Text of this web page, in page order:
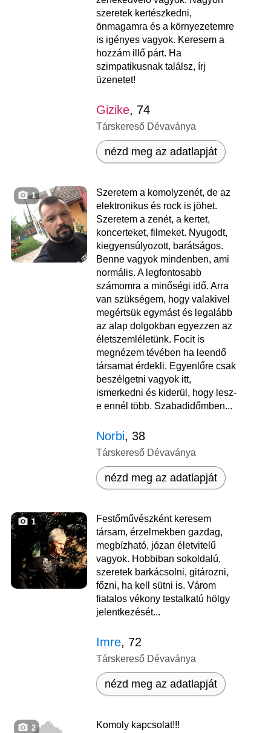
szeretek kertészkedni,
önmagamra és a környezetemre
is igényes vagyok. Keresem a
hozzám illő párt. Ha
szimpatikusnak találsz, írj
üzenetet!
Gizike, 74
Társkereső Dévaványa
nézd meg az adatlapját
1
Szeretem a komolyzenét, de az
elektronikus és rock is jöhet.
Szeretem a zenét, a kertet,
koncerteket, filmeket. Nyugodt,
kiegyensúlyozott, barátságos.
Benne vagyok mindenben, ami
normális. A legfontosabb
számomra a minőségi idő. Arra
van szükségem, hogy valakivel
megértsük egymást és legalább
az alap dolgokban egyezzen az
életszemléletünk. Focit is
megnézem tévében ha leendő
társamat érdekli. Egyenlőre csak
beszélgetni vagyok itt,
ismerkedni és kiderül, hogy lesz-
e ennél több. Szabadidőmben...
Norbi, 38
Társkereső Dévaványa
nézd meg az adatlapját
1
Festőművészként keresem
társam, érzelmekben gazdag,
megbízható, józan életvitelű
vagyok. Hobbiban sokoldalú,
szeretek barkácsolni, gitározni,
főzni, ha kell sütni is. Várom
fiatalos vékony testalkatú hölgy
jelentkezését...
Imre, 72
Társkereső Dévaványa
nézd meg az adatlapját
2 Komoly kapcsolat!!!